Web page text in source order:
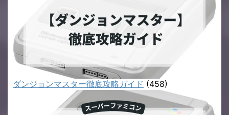
ダンジョンマスター徹底攻略ガイド (458)